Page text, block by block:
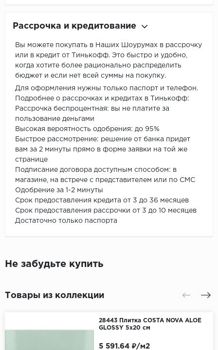
Рассрочка и кредитование
Вы можете покупать в Наших Шоурумах в рассрочку
или в кредит от Тинькофф. Это быстро и удобно,
когда хотите более рационально распределить
бюджет и если нет всей суммы на покупку.
Для оформления нужны только паспорт и телефон.
Подробнее о рассрочках и кредитах в Тинькофф:
Рассрочка беспроцентная: вы не платите за
пользование деньгами
Высокая вероятность одобрения: до 95%
Быстрое рассмотрение: решение от банка придет
вам за 2 минуты прямо в форме заявки на той же
странице
Подписание договора доступным способом: в
магазине, на встрече с представителем или по СМС
Одобрение за 1-2 минуты
Срок предоставления кредита от 3 до 36 месяцев
Срок предоставления рассрочки от 3 до 10 месяцев
Достаточно только паспорта
Не забудьте купить
Товары из коллекции
28443 Плитка COSTA NOVA ALOE
GLOSSY 5x20 см
5 591.64 ₽/м2